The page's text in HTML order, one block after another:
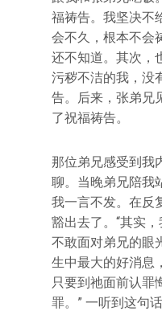
福祷告。我坚决不
会不久，根本不会
还不知道。其次，
污秽不洁的我，没
告。后来，张弟兄
了祝福祷告。
那位弟兄感受到我
聊。当晚弟兄陪我
我一言不发。在反
豁出去了。“其实，
不敢面对弟兄的眼
生中最大的好消息
只要到祂面前认罪
罪。” 一听到这句